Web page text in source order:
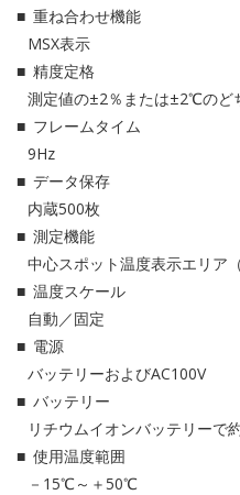
重ね合わせ機能
MSX表示
精度定格
測定値の±2％または±2℃のど
フレームタイム
9Hz
データ保存
内蔵500枚
測定機能
中心スポット温度表示エリア
温度スケール
自動／固定
電源
バッテリーおよびAC100V
バッテリー
リチウムイオンバッテリーで
使用温度範囲
－15℃～＋50℃